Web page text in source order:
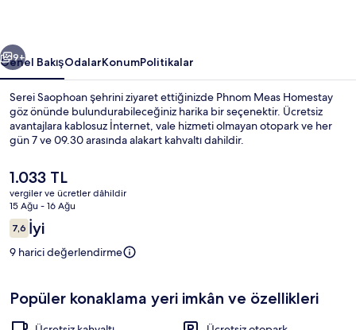
Sonraki
9+
Genel BakışOdalarKonumPolitikalar
Serei Saophoan şehrini ziyaret ettiğinizde Phnom Meas Homestay
göz önünde bulundurabileceğiniz harika bir seçenektir. Ücretsiz
avantajlara kablosuz İnternet, vale hizmeti olmayan otopark ve her
gün 7 ve 09.30 arasında alakart kahvaltı dahildir.
Şu
anki
fiyat
1.033 TL
1.033 TL
vergiler ve ücretler dâhildir
15 Ağu - 16 Ağu
Yorumlar
7,67,6/10
İyi
9 harici değerlendirme
Popüler konaklama yeri imkân ve özellikleri